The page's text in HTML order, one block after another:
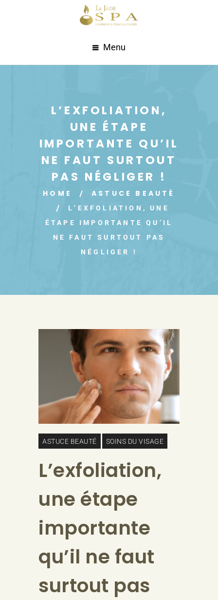
Menu
L’EXFOLIATION,
UNE ÉTAPE
IMPORTANTE QU’IL
NE FAUT SURTOUT
PAS NÉGLIGER !
HOME ASTUCE BEAUTÉ
L’EXFOLIATION, UNE
ÉTAPE IMPORTANTE QU’IL
NE FAUT SURTOUT PAS
NÉGLIGER !
ASTUCE BEAUTÉ SOINS DU VISAGE
L’exfoliation,
une étape
importante
qu’il ne faut
surtout pas